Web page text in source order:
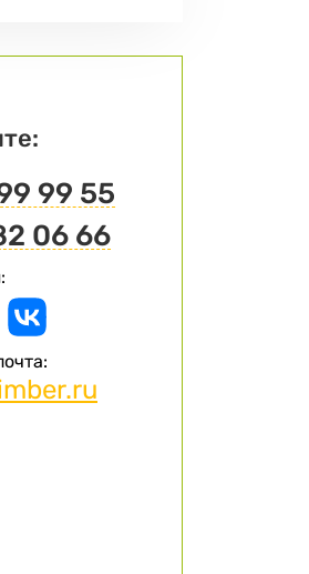
99 55
06 66